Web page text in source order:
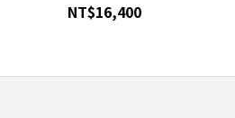
NT$16,400